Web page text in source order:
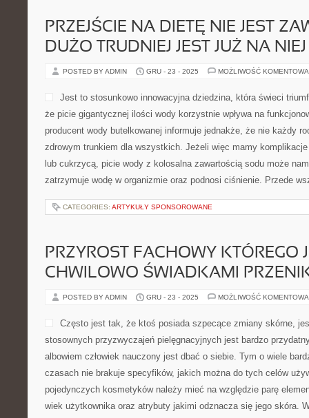
PRZEJŚCIE NA DIETĘ NIE JEST
DUŻO TRUDNIEJ JEST JUŻ NA
POSTED BY ADMIN GRU - 23 - 2025 MOŻLIWOŚĆ
Jest to stosunkowo innowacyjna dziedzina, która świeci
że picie gigantycznej ilości wody korzystnie wpływa na
producent wody butelkowanej informuje jednakże, że nie każdy
zdrowym trunkiem dla wszystkich. Jeżeli więc mamy
lub cukrzycą, picie wody z kolosalna zawartością sodu może
zatrzymuje wodę w organizmie oraz podnosi ciśnienie. Przede
CATEGORIES: ARTYKUŁY SPONSOROWANE
PRZYROST FACHOWY KTÓREGO
CHWILOWO ŚWIADKAMI
POSTED BY ADMIN GRU - 23 - 2025 MOŻLIWOŚĆ
Często jest tak, że ktoś posiada szpecące zmiany skórne,
stosownych przyzwyczajeń pielęgnacyjnych jest bardzo
albowiem człowiek nauczony jest dbać o siebie. Tym o wiele
czasach nie brakuje specyfików, jakich można do tych celów
pojedynczych kosmetyków należy mieć na względzie parę
wiek użytkownika oraz atrybuty jakimi odznacza się jego skóra.